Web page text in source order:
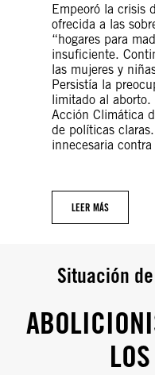
Empeoró la crisis
ofrecida a las
“hogares para
insuficiente.
las mujeres y
Persistía la
limitado al
Acción Climática
de políticas
innecesaria
LEER MÁS
Situación